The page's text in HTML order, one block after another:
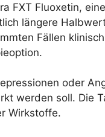
FXT Fluoxetin,
längere
Fällen
oder
werden soll. Die
Wirkstoffe.